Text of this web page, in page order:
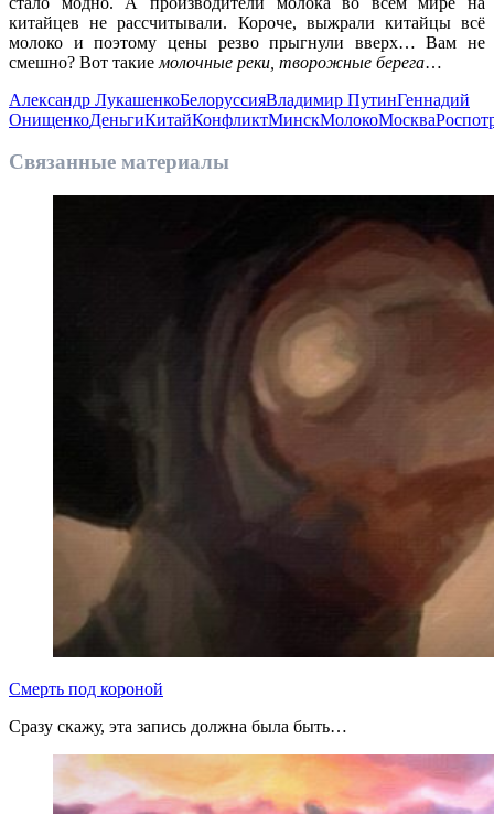
китайцев не рассчитывали. Короче, выжрали китайцы всё
молоко и поэтому цены резво прыгнули вверх… Вам не
смешно? Вот такие молочные реки, творожные берега…
Александр ЛукашенкоБелоруссияВладимир ПутинГеннадий
ОнищенкоДеньгиКитайКонфликтМинскМолокоМосква
Связанные материалы
Смерть под короной
Сразу скажу, эта запись должна была быть…